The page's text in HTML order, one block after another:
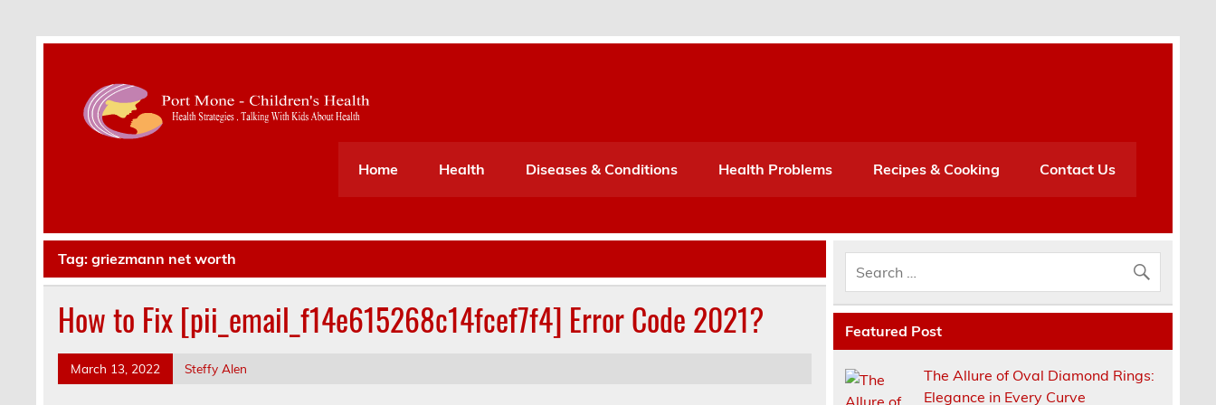
Home
Health Diseases & Conditions Health Problems Recipes & Cooking Contact Us
Tag:griezmann net worth
How to Fix [pii_email_f14e615268c14fcef7f4] Error Code 2021?
March 13, 2022 Steffy Alen
Featured Post
The Allure of Oval Diamond Rings:
Elegance in Every Curve